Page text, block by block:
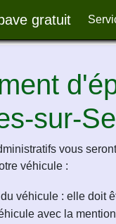
gratuit
sur-
vous
véhicule :
véhicule : elle doit
avec la